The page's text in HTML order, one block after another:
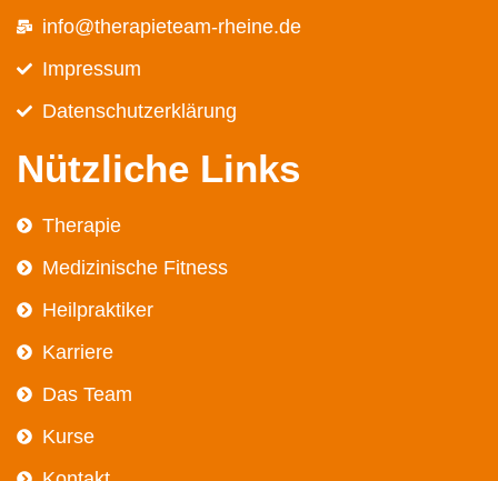
info@therapieteam-rheine.de
Impressum
Datenschutz­erklärung
Nützliche Links
Therapie
Medizinische Fitness
Heilpraktiker
Karriere
Das Team
Kurse